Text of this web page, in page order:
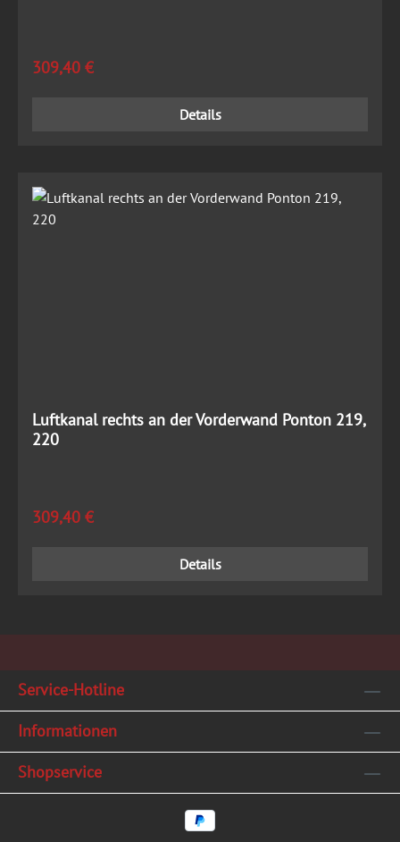
Regulärer Preis:
309,40 €
Details
Luftkanal rechts an der Vorderwand Ponton 219,
220
Regulärer Preis:
309,40 €
Details
Service-Hotline
Informationen
Shopservice